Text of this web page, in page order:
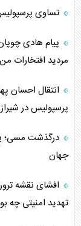
تساوی
پیام هادی
مردید افتخارات
انتقال احسان
پرسپولیس در
جهان
افشای نقشه
تهدید امنیتی چه